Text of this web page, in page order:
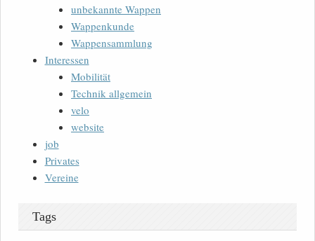
unbekannte Wappen
Wappenkunde
Wappensammlung
Interessen
Mobilität
Technik allgemein
velo
website
job
Privates
Vereine
Tags